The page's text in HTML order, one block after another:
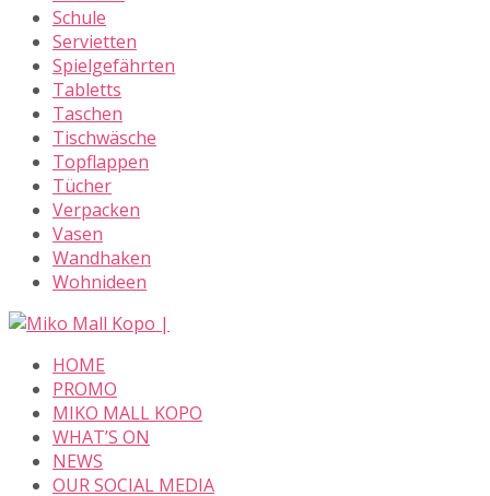
Schule
Servietten
Spielgefährten
Tabletts
Taschen
Tischwäsche
Topflappen
Tücher
Verpacken
Vasen
Wandhaken
Wohnideen
Skip
contentHOME
PROMO
MIKO MALL KOPO
WHAT’S ON
NEWS
OUR SOCIAL MEDIA